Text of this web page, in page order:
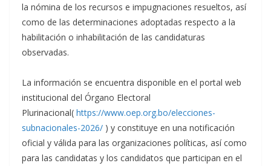
la nómina de los recursos e impugnaciones resueltos, así
como de las determinaciones adoptadas respecto a la
habilitación o inhabilitación de las candidaturas
observadas.
La información se encuentra disponible en el portal web
institucional del Órgano Electoral
Plurinacional( https://www.oep.org.bo/elecciones-
subnacionales-2026/ ) y constituye en una notificación
oficial y válida para las organizaciones políticas, así como
para las candidatas y los candidatos que participan en el